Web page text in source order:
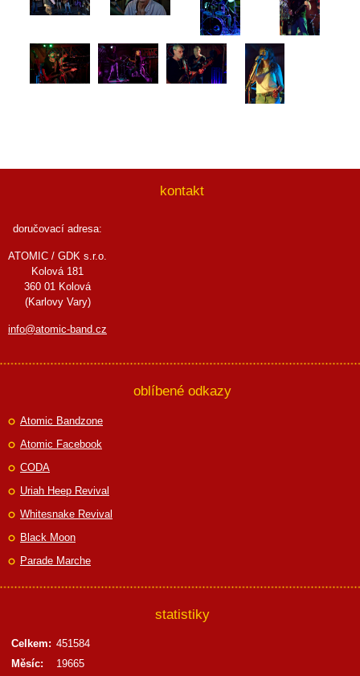
kontakt
doručovací adresa:
ATOMIC / GDK s.r.o.
Kolová 181
360 01 Kolová
(Karlovy Vary)
info@atomic-band.cz
oblíbené odkazy
Atomic Bandzone
Atomic Facebook
CODA
Uriah Heep Revival
Whitesnake Revival
Black Moon
Parade Marche
statistiky
Celkem: 451584
Měsíc:
19665